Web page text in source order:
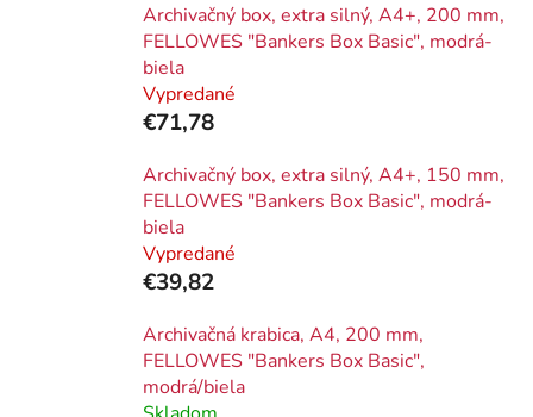
Archivačný box, extra silný, A4+, 200 mm,
FELLOWES "Bankers Box Basic", modrá-
biela
Vypredané
€71,78
Archivačný box, extra silný, A4+, 150 mm,
FELLOWES "Bankers Box Basic", modrá-
biela
Vypredané
€39,82
Archivačná krabica, A4, 200 mm,
FELLOWES "Bankers Box Basic",
modrá/biela